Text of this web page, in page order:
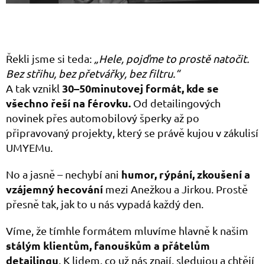
Řekli jsme si teda:
„Hele, pojďme to prostě natočit.
Bez střihu, bez přetvářky, bez filtru.“
A tak vznikl 30–50minutovej formát, kde se
všechno řeší na férovku. Od detailingových
novinek přes automobilový šperky až po
připravovaný projekty, který se právě kujou v zákulisí
UMYEMu.
No a jasně – nechybí ani humor, rýpání, zkoušení a
vzájemný hecování mezi Anežkou a Jirkou. Prostě
přesně tak, jak to u nás vypadá každý den.
Víme, že tímhle formátem mluvíme hlavně k našim
stálým klientům, fanouškům a přátelům
detailingu . K lidem, co už nás znají, sledujou a chtějí